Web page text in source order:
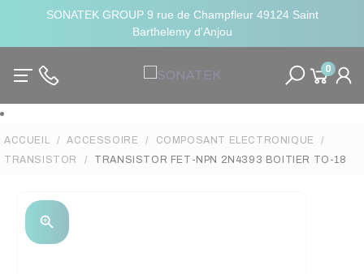
SONATEK GROUP 9 rue de Champfleur 49124 Saint
Barthelemy d'Anjou
0
ACCUEIL ACCESSOIRE
COMPOSANT ELECTRONIQUE
TRANSISTOR
TRANSISTOR FET-NPN 2N4393 BOITIER TO-18
zoom_in